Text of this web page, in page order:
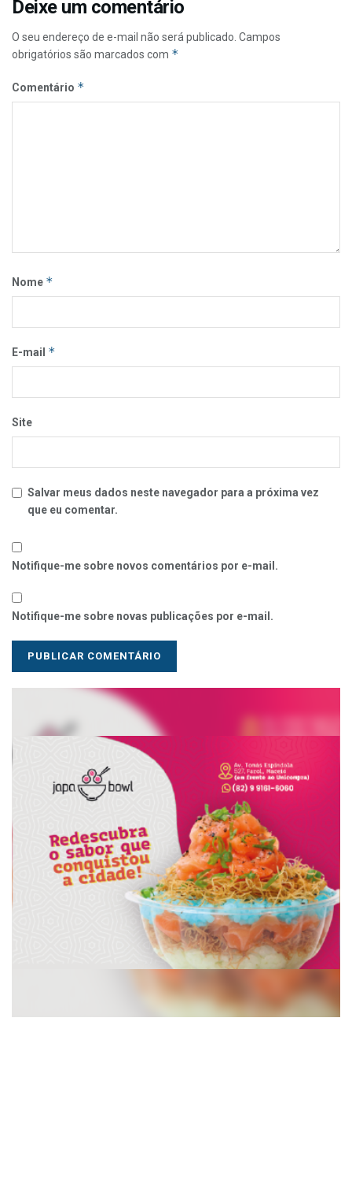
Deixe um comentário
O seu endereço de e-mail não será publicado. Campos
obrigatórios são marcados com *
Comentário *
Nome *
E-mail *
Site
Salvar meus dados neste navegador para a próxima vez
que eu comentar.
Notifique-me sobre novos comentários por e-mail.
Notifique-me sobre novas publicações por e-mail.